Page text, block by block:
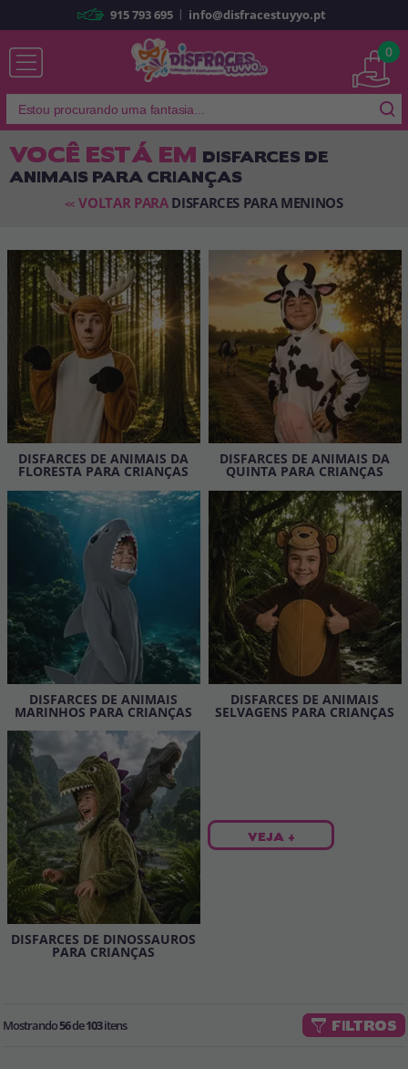
Já sou cliente
Lembrar-me Esqueceu sua senha?
É a minha primeira vez
Sou novo
Ao criar uma conta em disfracestuyyo.pt, você poderá fazer suas
compras rapidamente em nossa loja virtual, verificar o status de seus
pedidos e consultar suas operações anteriores.
Vá em frente! Estávamos esperando por você.
CRIAR CONTA
915 793 695 | info@disfracestuyyo.pt
0
VOCÊ ESTÁ EM DISFARCES DE
ANIMAIS PARA CRIANÇAS
<< VOLTAR PARA DISFARCES PARA MENINOS
DISFARCES DE ANIMAIS DA
FLORESTA PARA CRIANÇAS
DISFARCES DE ANIMAIS DA
QUINTA PARA CRIANÇAS
DISFARCES DE ANIMAIS
MARINHOS PARA CRIANÇAS
DISFARCES DE ANIMAIS
SELVAGENS PARA CRIANÇAS
DISFARCES DE DINOSSAUROS
PARA CRIANÇAS
VEJA +
Mostrando56de103itens FILTROS